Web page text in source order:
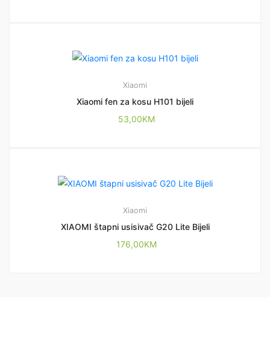
Xiaomi
Xiaomi fen za kosu H101 bijeli
53,00KM
Xiaomi
XIAOMI štapni usisivač G20 Lite Bijeli
176,00KM